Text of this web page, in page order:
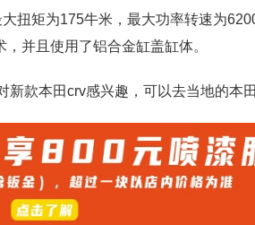
扭矩为175牛米，最大功率转速为
并且使用了铝合金缸盖缸体。
款本田crv感兴趣，可以去当地的本